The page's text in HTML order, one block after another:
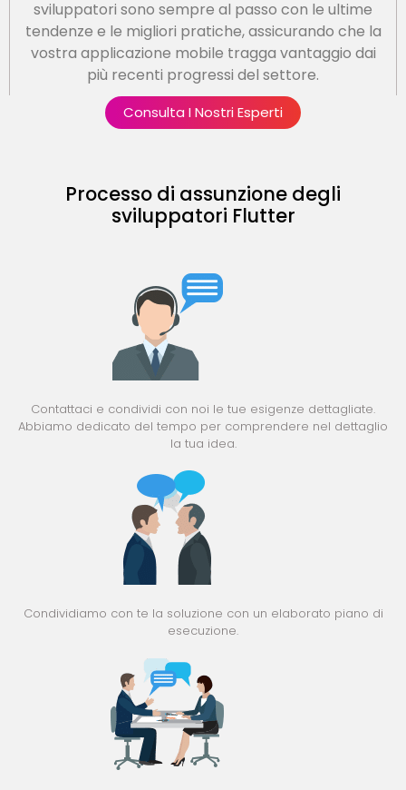
sviluppatori sono sempre al passo con le ultime
tendenze e le migliori pratiche, assicurando che la
vostra applicazione mobile tragga vantaggio dai
più recenti progressi del settore.
Consulta I Nostri Esperti
Processo di assunzione degli
sviluppatori Flutter
Contattaci e condividi con noi le tue esigenze dettagliate.
Abbiamo dedicato del tempo per comprendere nel dettaglio
la tua idea.
Condividiamo con te la soluzione con un elaborato piano di
esecuzione.